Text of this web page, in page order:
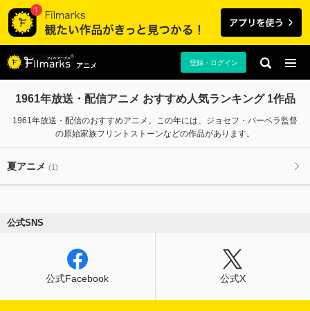
アニメ 登録・ログイン
1961年放送・配信アニメ おすすめ人気ランキング 1作品
1961年放送・配信のおすすめアニメ。この年には、ジョセフ・バーベラ監督
の原始家族フリントストーンなどの作品があります。
夏アニメ (1)
公式SNS
公式Facebook 公式X